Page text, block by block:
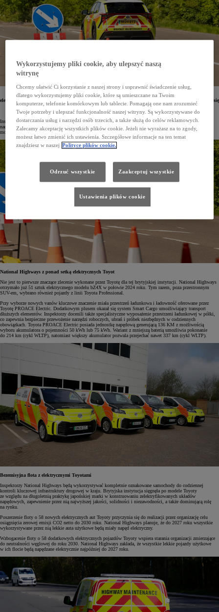
Do floty brytyjskiego zarządu dróg krajowych i autostrad National Highways dołączyły nowe
elektryczne modele Toyoty o zerowej emisji – PROACE Electric oraz bZ4X. Organizacja zdecydowała się
na auta japońskiego producenta ze względu na ich bezawaryjność oraz wysoką wydajność napędu
na baterie.
Instytucje w Wielkiej Brytanii systematycznie obniżają poziom emisji swojej floty aut. National Highways
nadzorująca 4500 mil brytyjskich autostrad i dróg właśnie rozszerzyła swój park pojazdów o zeroemisyjne
modele Toyoty – 40 elektrycznych SUV-ów bZ4X oraz 18 vanów PROACE Electric.
National Highways z ponad setką elektrycznych Toyot
Nie jest to pierwsze znaczące zlecenie wykonane przez Toyotę dla tej brytyjskiej instytucji. National Highways
otrzymało już 51 sztuk elektrycznego modelu bZ4X w połowie 2024 roku. Tym razem, poza przestronnym
SUV-em, wybrano również pojazdy z linii Toyota Professional.
Przy wyborze nowych vanów kluczowe znaczenie miała przestrzeń ładunkowa i ładowność oferowane przez
Toyotę PROACE Electric. Dodatkowym plusem okazał się system Smart Cargo umożliwiający transport
dłuższych elementów. Inspektorzy docenili także specjalistyczne wyposażenie przestrzeni ładunkowej w półki,
co zapewnia bezpieczne przewożenie narzędzi roboczych, ubrań i próbek niezbędnych w codziennych
obowiązkach. Toyota PROACE Electric posiada jednostkę napędową generującą 136 KM z możliwością
wyboru akumulatora o pojemności 50 kWh lub 75 kWh. Wariant z mniejszą baterią umożliwia pokonanie
do 214 km (cykl WLTP), natomiast większy akumulator pozwala przejechać nawet 337 km (cykl WLTP).
Bezemisyjna flota z elektrycznymi Toyotami
Inspektorzy National Highways będą wykorzystywać kompletnie oznakowane samochody do codziennej
kontroli kluczowej infrastruktury drogowej w kraju. Brytyjska instytucja sięgnęła po modele Toyoty
ze względu na długoletnią praktykę japońskiej marki w konstruowaniu zelektryfikowanych układów
napędowych, zapewnienie przez nią najwyższej jakości, solidności i niezawodności, a także dominującą rolę
na rynku.
Poszerzenie floty o 58 nowych elektrycznych aut Toyoty przyczynia się do realizacji przez organizację celu
osiągnięcia zerowej emisji CO2 netto do 2030 roku. National Highways planuje, że do 2027 roku wszystkie
wykorzystywane przez nią lekkie auta użytkowe będą miały napęd elektryczny.
Wzbogacenie floty o 58 dodatkowych elektrycznych pojazdów Toyoty wspiera starania organizacji zmierzające
do neutralności węglowej do roku 2030. National Highways zakłada, że wszystkie lekkie pojazdy użytkowe
w ich flocie będą napędzane elektrycznie najpóźniej do 2027 roku.
Wykorzystujemy pliki cookie, aby ulepszyć naszą
witrynę
Chcemy ułatwić Ci korzystanie z naszej strony i usprawnić świadczenie usług,
dlatego wykorzystujemy pliki cookie, które są umieszczane na Twoim
komputerze, telefonie komórkowym lub tablecie. Pomagają one nam zrozumieć
Twoje potrzeby i ulepszać funkcjonalność naszej witryny. Są wykorzystywane do
dostarczania usług i narzędzi osób trzecich, a także służą do celów reklamowych.
Zalecamy akceptację wszystkich plików cookie. Jeżeli nie wyrażasz na to zgody,
możesz łatwo zmienić ich ustawienia. Szczegółowe informacje na ten temat
znajdziesz w naszej Polityce plików cookie.
Odrzuć wszystkie Zaakceptuj wszystkie
Ustawienia plików cookie